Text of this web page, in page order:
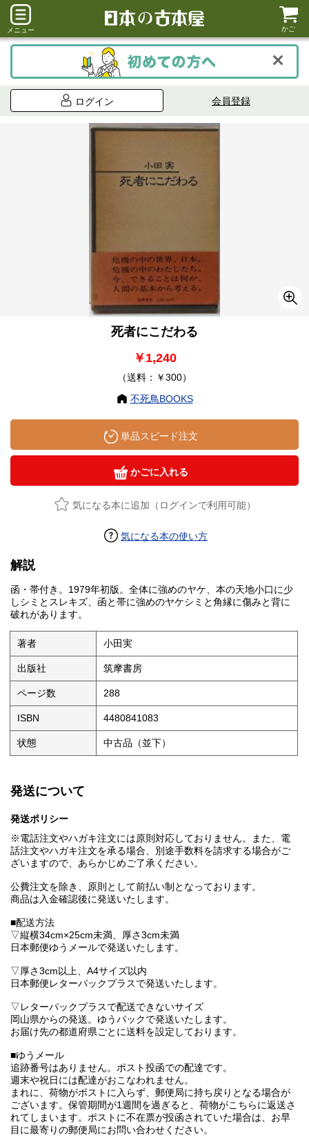
メニュー かご
ログイン 会員登録
死者にこだわる
￥1,240
（送料：￥300）
不死鳥BOOKS
単品スピード注文
かごに入れる
気になる本に追加（ログインで利用可能）
気になる本の使い方
解説
函・帯付き。1979年初版。全体に強めのヤケ、本の天地小口に少
しシミとスレキズ、函と帯に強めのヤケシミと角縁に傷みと背に
破れがあります。
著者 小田実
出版社 筑摩書房
ページ数 288
ISBN 4480841083
状態 中古品（並下）
発送について
発送ポリシー
※電話注文やハガキ注文には原則対応しておりません。また、電
話注文やハガキ注文を承る場合、別途手数料を請求する場合がご
ざいますので、あらかじめご了承ください。
公費注文を除き、原則として前払い制となっております。
商品は入金確認後に発送いたします。
■配送方法
▽縦横34cm×25cm未満、厚さ3cm未満
日本郵便ゆうメールで発送いたします。
▽厚さ3cm以上、A4サイズ以内
日本郵便レターパックプラスで発送いたします。
▽レターパックプラスで配送できないサイズ
岡山県からの発送。ゆうパックで発送いたします。
お届け先の都道府県ごとに送料を設定しております。
■ゆうメール
追跡番号はありません。ポスト投函での配達です。
週末や祝日には配達がおこなわれません。
まれに、荷物がポストに入らず、郵便局に持ち戻りとなる場合が
ございます。保管期間が1週間を過ぎると、荷物がこちらに返送さ
れてしまいます。ポストに不在票が投函されていた場合は、お早
目に最寄りの郵便局にお問い合わせください。